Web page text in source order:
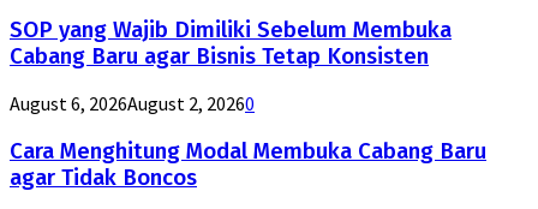
SOP yang Wajib Dimiliki Sebelum Membuka
Cabang Baru agar Bisnis Tetap Konsisten
August 6, 2026August 2, 20260
Cara Menghitung Modal Membuka Cabang Baru
agar Tidak Boncos